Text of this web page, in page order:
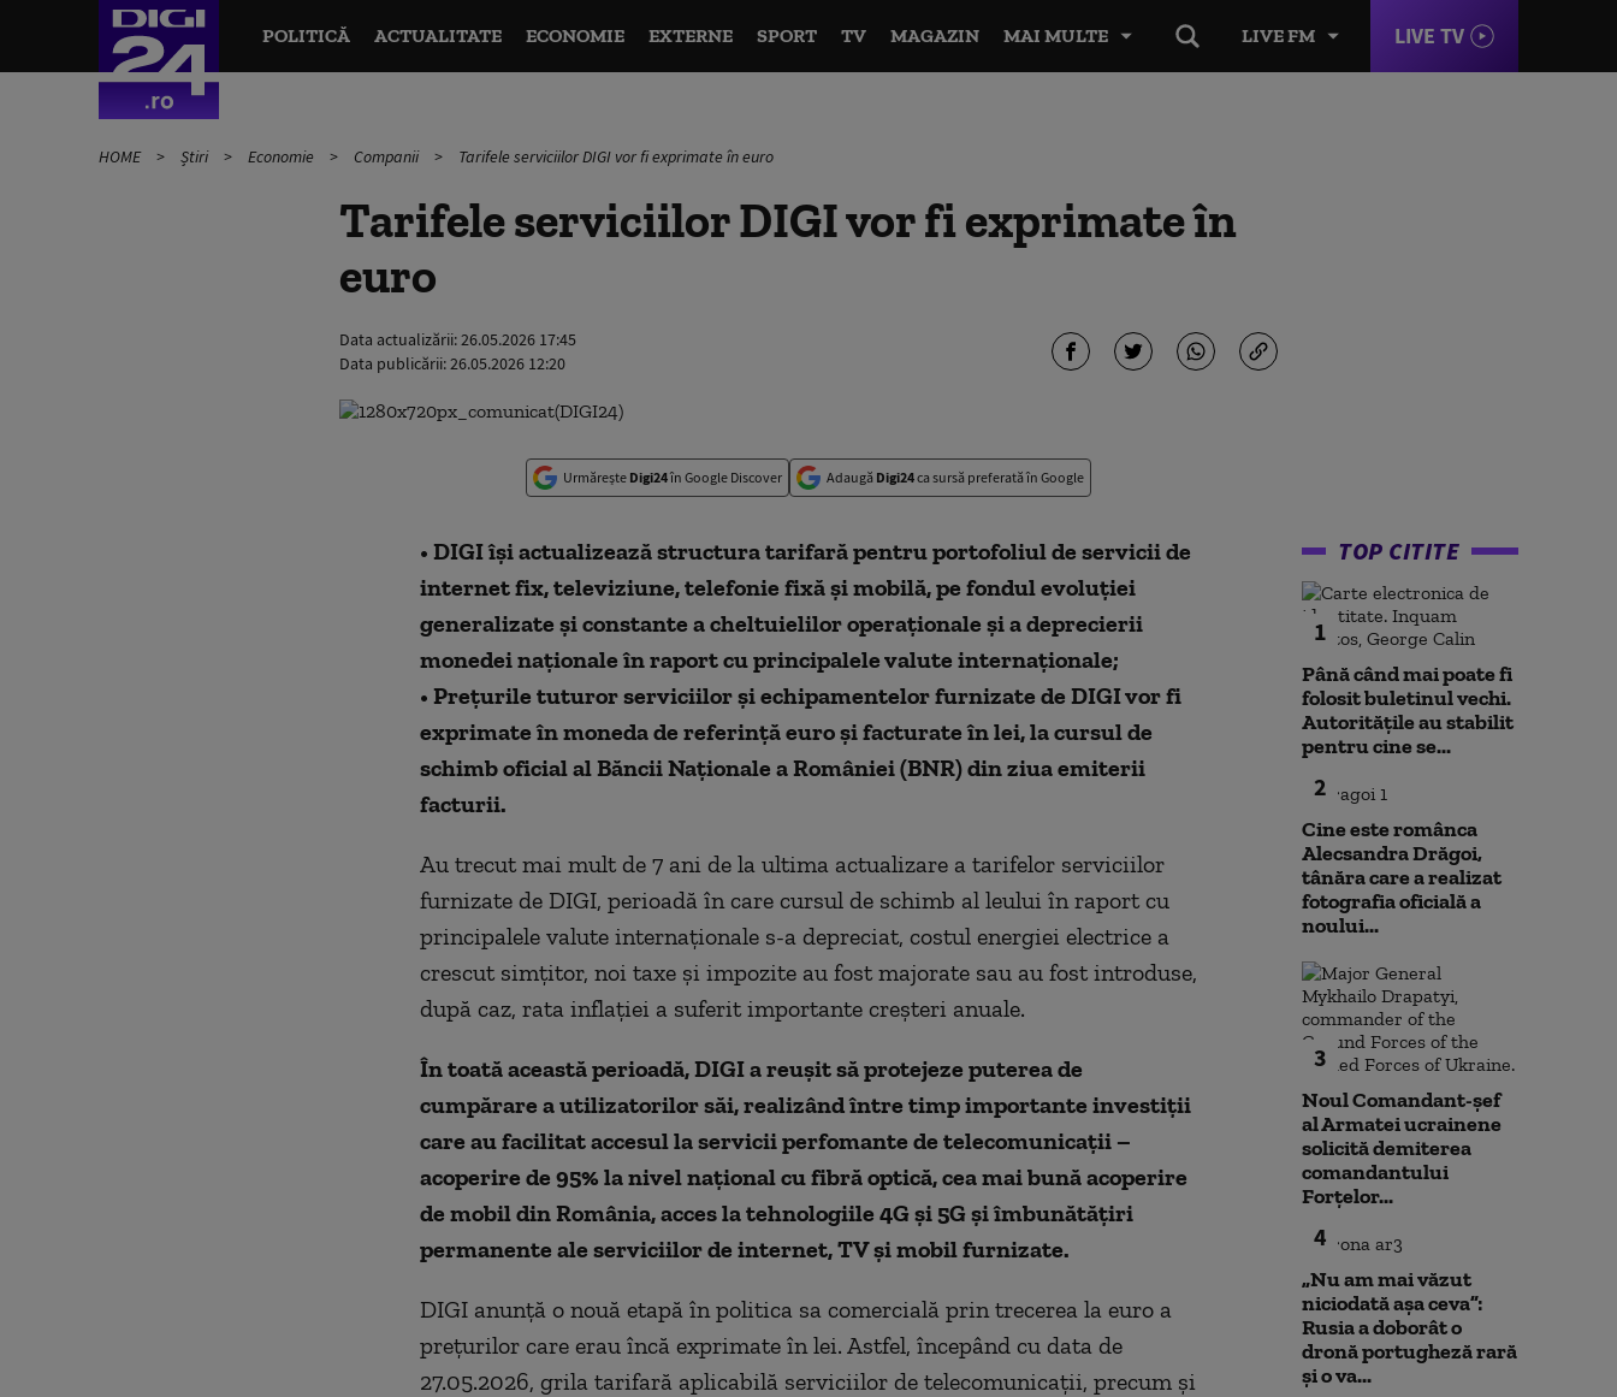
LIVE FM LIVE TV
POLITICĂ ACTUALITATE ECONOMIE EXTERNE SPORT TV MAGAZIN MAI MULTE
HOME Știri Economie Companii Tarifele serviciilor DIGI vor fi exprimate în euro
Tarifele serviciilor DIGI vor fi exprimate în
euro
Data actualizării:26.05.2026 17:45
Data publicării:26.05.2026 12:20
Urmărește Digi24în Google Discover Adaugă Digi24ca sursă preferată în Google
• DIGI își actualizează structura tarifară pentru portofoliul de servicii de
internet fix, televiziune, telefonie fixă și mobilă, pe fondul evoluției
generalizate și constante a cheltuielilor operaționale și a deprecierii
monedei naționale în raport cu principalele valute internaționale;
• Prețurile tuturor serviciilor și echipamentelor furnizate de DIGI vor fi
exprimate în moneda de referință euro și facturate în lei, la cursul de
schimb oficial al Băncii Naționale a României (BNR) din ziua emiterii
facturii.
Au trecut mai mult de 7 ani de la ultima actualizare a tarifelor serviciilor
furnizate de DIGI, perioadă în care cursul de schimb al leului în raport cu
principalele valute internaționale s-a depreciat, costul energiei electrice a
crescut simțitor, noi taxe și impozite au fost majorate sau au fost introduse,
după caz, rata inflației a suferit importante creșteri anuale.
În toată această perioadă, DIGI a reușit să protejeze puterea de
cumpărare a utilizatorilor săi, realizând între timp importante investiții
care au facilitat accesul la servicii perfomante de telecomunicații –
acoperire de 95% la nivel național cu fibră optică, cea mai bună acoperire
de mobil din România, acces la tehnologiile 4G și 5G și îmbunătățiri
permanente ale serviciilor de internet, TV și mobil furnizate.
DIGI anunță o nouă etapă în politica sa comercială prin trecerea la euro a
prețurilor care erau încă exprimate în lei. Astfel, începând cu data de
27.05.2026, grila tarifară aplicabilă serviciilor de telecomunicații, precum și
TOP CITITE
1
Până când mai poate fi
folosit buletinul vechi.
Autoritățile au stabilit
pentru cine se...
2
Cine este românca
Alecsandra Drăgoi,
tânăra care a realizat
fotografia oficială a
noului...
3
Noul Comandant-șef
al Armatei ucrainene
solicită demiterea
comandantului
Forțelor...
4
„Nu am mai văzut
niciodată așa ceva”:
Rusia a doborât o
dronă portugheză rară
și o va...